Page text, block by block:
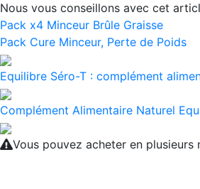
Nous vous conseillons avec cet
Pack x4 Minceur Brûle Graisse
Pack Cure Minceur, Perte de Poids
Equilibre Séro-T : complément
Complément Alimentaire Naturel
Vous pouvez acheter en